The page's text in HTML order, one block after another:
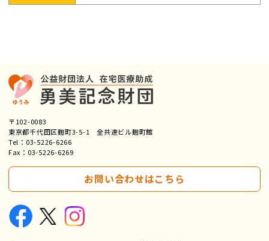
〒102-0083
東京都千代田区麹町3-5-1 全共連ビル麹町館
Tel： 03-5226-6266
Fax：03-5226-6269
お問い合わせはこちら